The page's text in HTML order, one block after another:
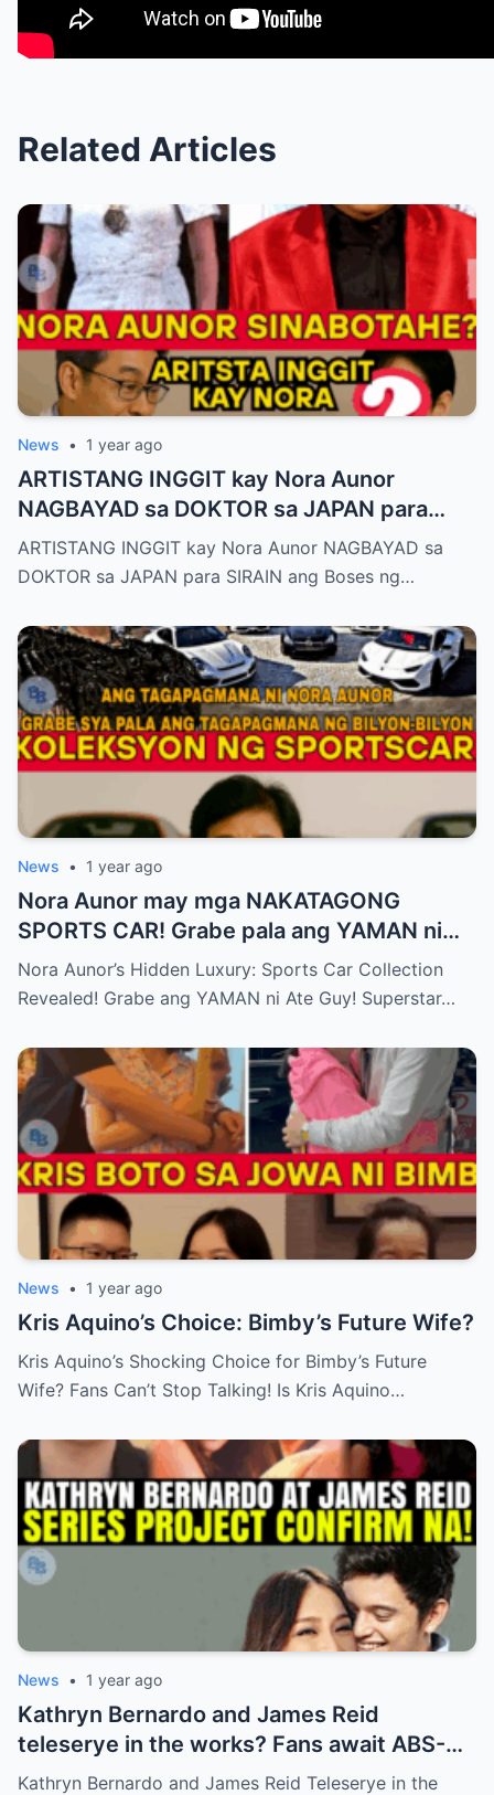
Related Articles
News • 1 year ago
ARTISTANG INGGIT kay Nora Aunor
NAGBAYAD sa DOKTOR sa JAPAN para
SIRAIN boses ni Nora Aunor!
ARTISTANG INGGIT kay Nora Aunor NAGBAYAD sa
DOKTOR sa JAPAN para SIRAIN ang Boses ng…
News • 1 year ago
Nora Aunor may mga NAKATAGONG
SPORTS CAR! Grabe pala ang YAMAN ni
Ate Guy Superstar talaga!
Nora Aunor’s Hidden Luxury: Sports Car Collection
Revealed! Grabe ang YAMAN ni Ate Guy! Superstar…
News • 1 year ago
Kris Aquino’s Choice: Bimby’s Future Wife?
Kris Aquino’s Shocking Choice for Bimby’s Future
Wife? Fans Can’t Stop Talking! Is Kris Aquino…
News • 1 year ago
Kathryn Bernardo and James Reid
teleserye in the works? Fans await ABS-
CBN’s official reveal
Kathryn Bernardo and James Reid Teleserye in the